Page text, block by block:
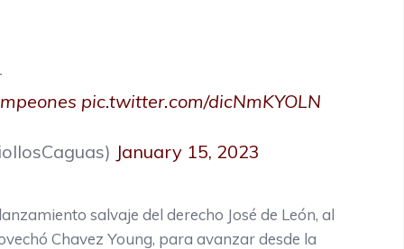
pic.twitter.com/dicNmKYOLN
January 15, 2023
salvaje del derecho José de León, al
Chavez Young, para avanzar desde la